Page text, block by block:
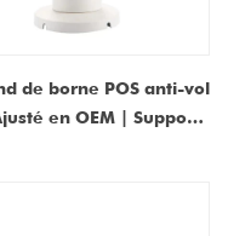
de borne POS anti-vol
en OEM | Support